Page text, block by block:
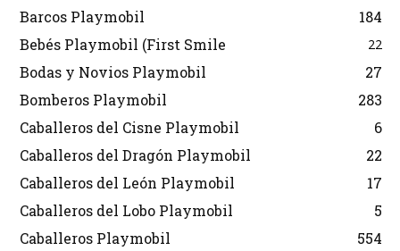
Barcos Playmobil
184
Bebés Playmobil (First Smile
22
Bodas y Novios Playmobil
27
Bomberos Playmobil
283
Caballeros del Cisne Playmobil
6
Caballeros del Dragón Playmobil
22
Caballeros del León Playmobil
17
Caballeros del Lobo Playmobil
5
Caballeros Playmobil
554